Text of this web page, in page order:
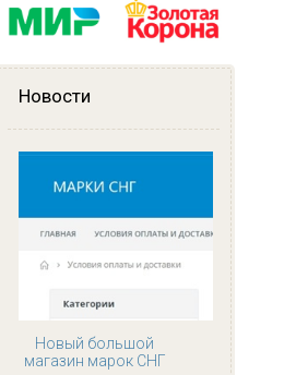
Новости
Новый большой
магазин марок СНГ